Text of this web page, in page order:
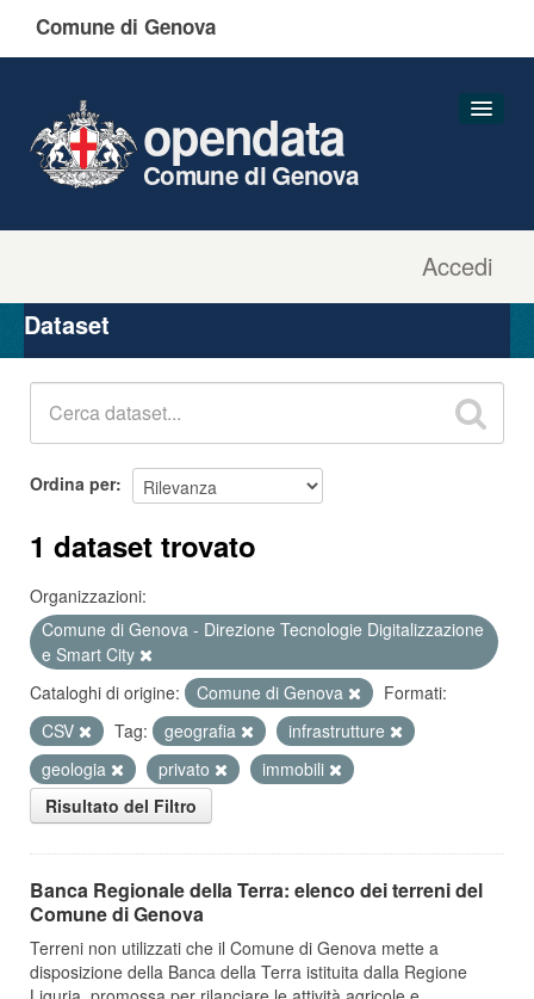
Comune di Genova
Accedi
opendata
Comune di Genova
Organizzazioni
Gruppi
Dataset
Ordina per
1 dataset trovato
Organizzazioni:
Comune di Genova - Direzione Tecnologie Digitalizzazione
e Smart City
Cataloghi di origine:
Comune di Genova
Formati:
CSV
Tag: geografia
infrastrutture
geologia
privato
immobili
Risultato del Filtro
Banca Regionale della Terra: elenco dei terreni del
Comune di Genova
Terreni non utilizzati che il Comune di Genova mette a
disposizione della Banca della Terra istituita dalla Regione